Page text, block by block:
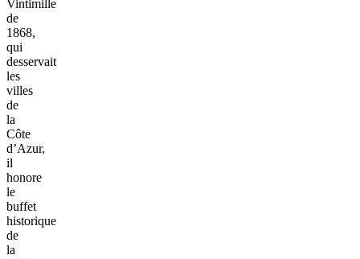
Vintimille
de
1868,
qui
desservait
les
villes
de
la
Côte
d’Azur,
il
honore
le
buffet
historique
de
la